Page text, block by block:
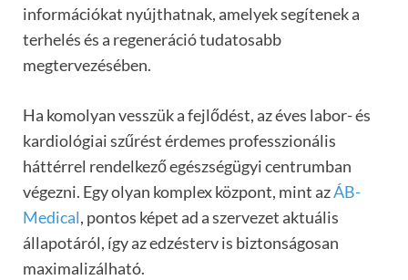
információkat nyújthatnak, amelyek segítenek a
terhelés és a regeneráció tudatosabb
megtervezésében.
Ha komolyan vesszük a fejlődést, az éves labor- és
kardiológiai szűrést érdemes professzionális
háttérrel rendelkező egészségügyi centrumban
végezni. Egy olyan komplex központ, mint azÁB-
Medical, pontos képet ad a szervezet aktuális
állapotáról, így az edzésterv is biztonságosan
maximalizálható.